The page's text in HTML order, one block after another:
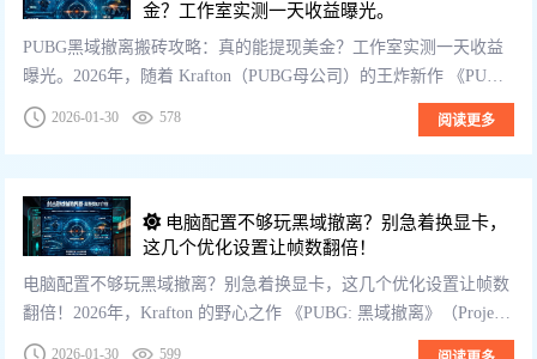
金？工作室实测一天收益曝光。
PUBG黑域撤离搬砖攻略：真的能提现美金？工作室实测一天收益
曝光。2026年，随着 Krafton（PUBG母公司）的王炸新作 《PUB
G: 黑域撤离》（Project Black Budget） 正...
2026-01-30 578 阅读更多
电脑配置不够玩黑域撤离？别急着换显卡，
这几个优化设置让帧数翻倍！
电脑配置不够玩黑域撤离？别急着换显卡，这几个优化设置让帧数
翻倍！2026年，Krafton 的野心之作 《PUBG: 黑域撤离》（Project
Black Budget） 终于引爆了全网。虚幻 5 ...
2026-01-30 599